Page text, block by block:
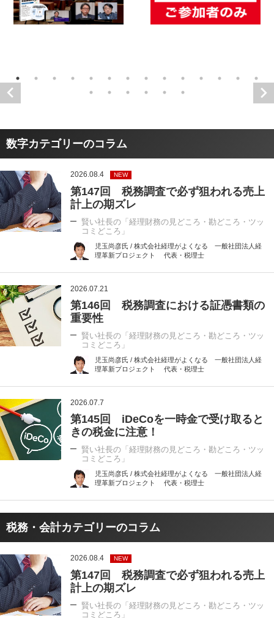
数字カテゴリーのコラム
2026.08.4 NEW
第147回 税務調査で必ず狙われる売上
計上の期ズレ
賢い社長の「経理財務の見どころ・勘どころ・ツッ
コミどころ」
児玉尚彦氏 / 株式会社経理がよくなる 一般社団法人経
理革新プロジェクト 代表・税理士
2026.07.21
第146回 税務調査における証憑書類の
重要性
賢い社長の「経理財務の見どころ・勘どころ・ツッ
コミどころ」
児玉尚彦氏 / 株式会社経理がよくなる 一般社団法人経
理革新プロジェクト 代表・税理士
2026.07.7
第145回 iDeCoを一時金で受け取ると
きの税金に注意！
賢い社長の「経理財務の見どころ・勘どころ・ツッ
コミどころ」
児玉尚彦氏 / 株式会社経理がよくなる 一般社団法人経
理革新プロジェクト 代表・税理士
税務・会計カテゴリーのコラム
2026.08.4 NEW
第147回 税務調査で必ず狙われる売上
計上の期ズレ
賢い社長の「経理財務の見どころ・勘どころ・ツッ
コミどころ」